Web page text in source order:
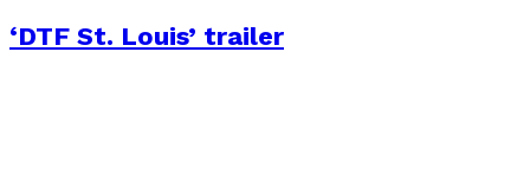
‘DTF St. Louis’ trailer